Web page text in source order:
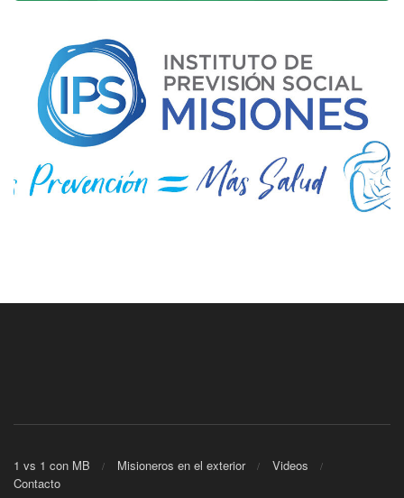
1 vs 1 con MB Misioneros en el exterior
Videos
Contacto